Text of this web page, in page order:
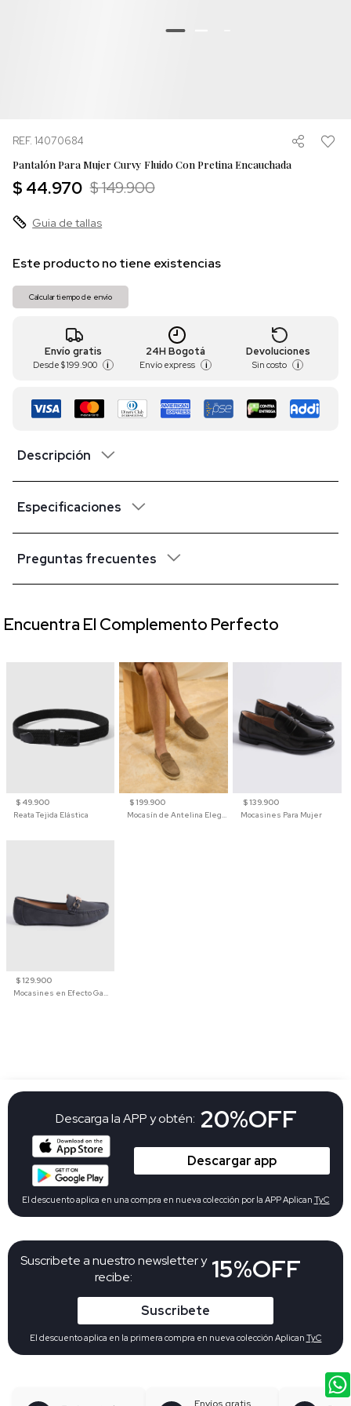
REF. 14070684
Pantalón Para Mujer Curvy Fluido Con Pretina Encauchada
$ 44.970 $ 149.900
Guia de tallas
Este producto no tiene existencias
Calcular tiempo de envío
Envío gratis
Desde $ 199.900 i
24H Bogotá
Envío express i
Devoluciones
Sin costo i
Descripción
Especificaciones
Preguntas frecuentes
$ 49.900
Reata Tejida Elástica
$ 199.900
$ 139.900
Mocasines Para Mujer
$ 129.900
Encuentra El Complemento Perfecto
Suscribete a nuestro newsletter y
recibe:
15%OFF
Suscribete
El descuento aplica en la primera compra en nueva colección Aplican TyC
Descarga la APP y obtén: 20%OFF
Descargar app
El descuento aplica en una compra en nueva colección por la APP Aplican TyC